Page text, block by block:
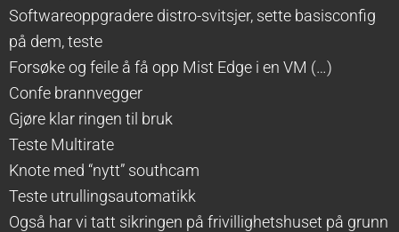
Softwareoppgradere distro-svitsjer, sette basisconfig
på dem, teste
Forsøke og feile å få opp Mist Edge i en VM (…)
Confe brannvegger
Gjøre klar ringen til bruk
Teste Multirate
Knote med “nytt” southcam
Teste utrullingsautomatikk
Også har vi tatt sikringen på frivillighetshuset på grunn